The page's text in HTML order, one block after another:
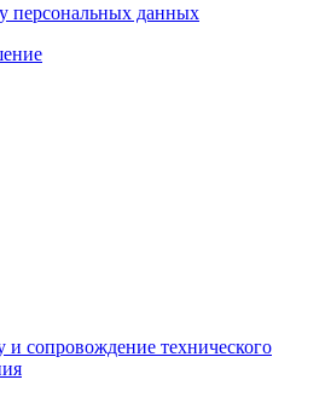
персональных данных
и сопровождение технического